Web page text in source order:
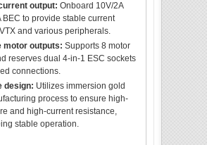
output: Onboard 10V/2A
BEC to provide stable current
and various peripherals.
motor outputs: Supports 8 motor
reserves dual 4-in-1 ESC sockets
connections.
design: Utilizes immersion gold
process to ensure high-
and high-current resistance,
stable operation.